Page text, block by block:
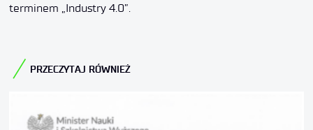
terminem „Industry 4.0”.
PRZECZYTAJ RÓWNIEŻ